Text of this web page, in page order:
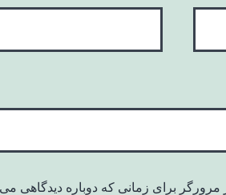
مرورگر برای زمانی که دوباره دیدگاهی